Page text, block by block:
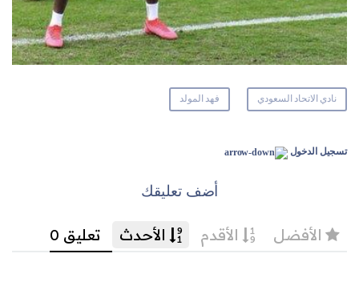
نادي الاتحاد السعودي فهد المولد
تسجيل الدخول
أضف تعليقك